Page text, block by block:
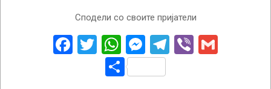
Сподели со своите пријатели
Facebook
Twitter
WhatsApp
Messenger
Telegram
Viber
Share